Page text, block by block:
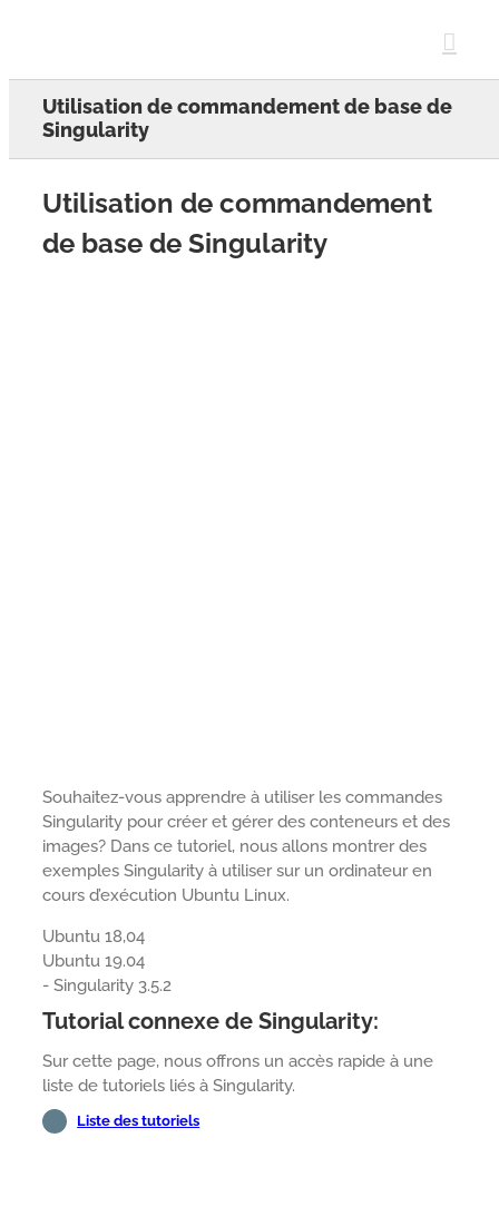
Utilisation de commandement de base de
Singularity
Utilisation de commandement
de base de Singularity
Souhaitez-vous apprendre à utiliser les commandes
Singularity pour créer et gérer des conteneurs et des
images? Dans ce tutoriel, nous allons montrer des
exemples Singularity à utiliser sur un ordinateur en
cours d’exécution Ubuntu Linux.
Ubuntu 18,04
Ubuntu 19.04
- Singularity 3.5.2
Tutorial connexe de Singularity:
Sur cette page, nous offrons un accès rapide à une
liste de tutoriels liés à Singularity.
Liste des tutoriels